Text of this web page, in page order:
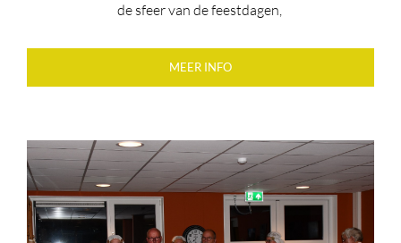
de sfeer van de feestdagen,
MEER INFO